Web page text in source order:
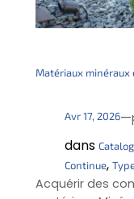
Matériaux minéraux
Avr 17, 2026—
dans
Continue,
Acquérir des